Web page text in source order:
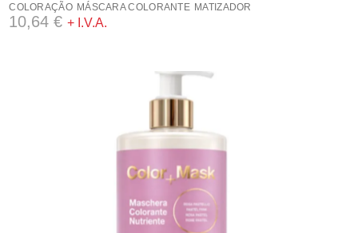
COLORAÇÃO MÁSCARA COLORANTE MATIZADOR
10,64€ + I.V.A.